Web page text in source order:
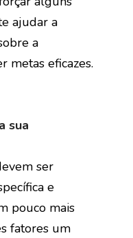
ajudar a
a
metas eficazes.
sua
ser
e
pouco mais
fatores um